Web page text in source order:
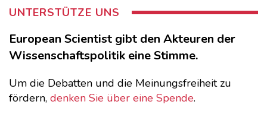
UNTERSTÜTZE UNS
European Scientist gibt den Akteuren der
Wissenschaftspolitik eine Stimme.
Um die Debatten und die Meinungsfreiheit zu
fördern, denken Sie über eine Spende.